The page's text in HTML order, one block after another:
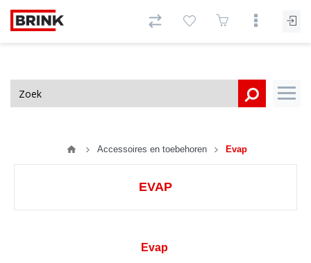
Accessoires en toebehoren Evap
EVAP
Evap